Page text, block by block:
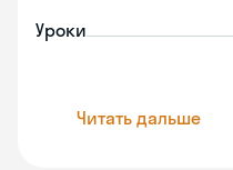
Уроки
Читать дальше